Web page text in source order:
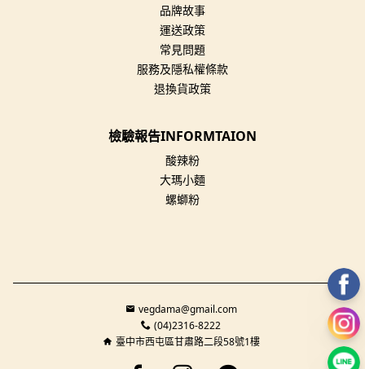
品牌故事
運送政策
常見問題
服務及隱私權條款
退換貨政策
檢驗報告INFORMTAION
酸辣粉
大瑪小麵
螺螄粉
vegdama@gmail.com
(04)2316-8222
臺中市西屯區甘肅路二段58號1樓